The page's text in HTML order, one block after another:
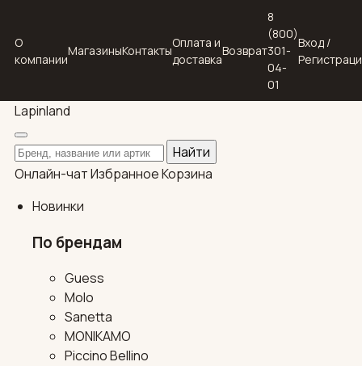
О
компании
МагазиныКонтакты
Оплата и
доставка
Возврат
8
(800)
301-
04-
01
Вход /
Lapinland
Поиск по каталогу
Найти
Онлайн-чатИзбранноеКорзина
Новинки
По брендам
Guess
Molo
Sanetta
MONIKAMO
Piccino Bellino